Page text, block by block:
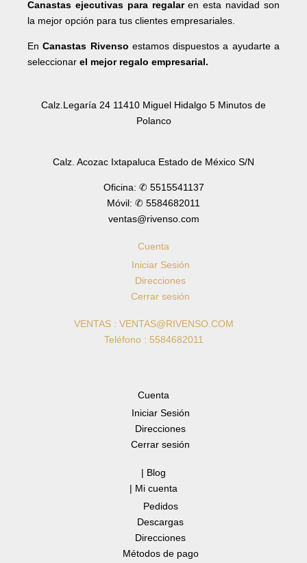
Canastas ejecutivas para regalaren esta navidad son
la mejor opción para tus clientes empresariales.
EnCanastas Rivenso estamos dispuestos a ayudarte a
seleccionar el mejor regalo empresarial.
Calz.Legaría 24 11410 Miguel Hidalgo 5 Minutos de
Polanco
Calz. Acozac Ixtapaluca Estado de México S/N
Oficina: ✆ 5515541137
Móvil: ✆ 5584682011
ventas@rivenso.com
Cuenta
Iniciar Sesión
Direcciones
Cerrar sesión
VENTAS : VENTAS@RIVENSO.COM
Teléfono : 5584682011
Cuenta
Iniciar Sesión
Direcciones
Cerrar sesión
| Blog
| Mi cuenta
Pedidos
Descargas
Direcciones
Métodos de pago